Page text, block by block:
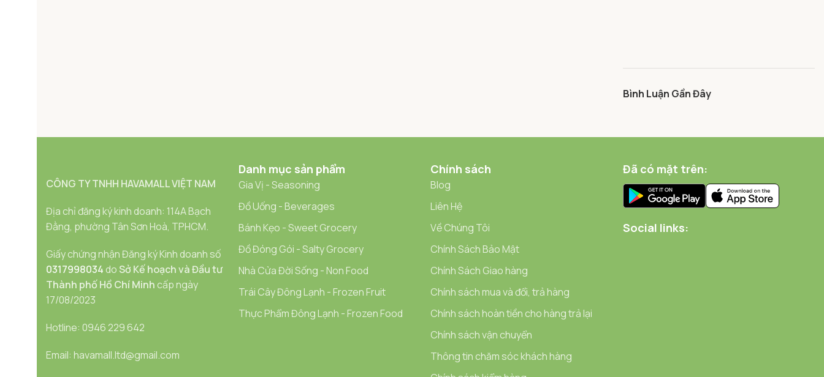
Bình Luận Gần Đây
CÔNG TY TNHH HAVAMALL VIỆT NAM
Địa chỉ đăng ký kinh doanh: 114A Bạch
Đằng, phường Tân Sơn Hoà, TPHCM.
Giấy chứng nhận Đăng ký Kinh doanh số
0317998034 doSở Kế hoạch và Đầu tư
Thành phố Hồ Chí Minh cấp ngày
17/08/2023
Hotline: 0946 229 642
Email: havamall.ltd@gmail.com
Danh mục sản phẩm
Gia Vị - Seasoning
Đồ Uống - Beverages
Bánh Kẹo - Sweet Grocery
Đồ Đóng Gói - Salty Grocery
Nhà Cửa Đời Sống - Non Food
Trái Cây Đông Lạnh - Frozen Fruit
Thực Phẩm Đông Lạnh - Frozen Food
Chính sách
Blog
Liên Hệ
Về Chúng Tôi
Chính Sách Bảo Mật
Chính Sách Giao hàng
Chính sách mua và đổi, trả hàng
Chính sách hoàn tiền cho hàng trả lại
Chính sách vận chuyển
Thông tin chăm sóc khách hàng
Đã có mặt trên:
Social links: